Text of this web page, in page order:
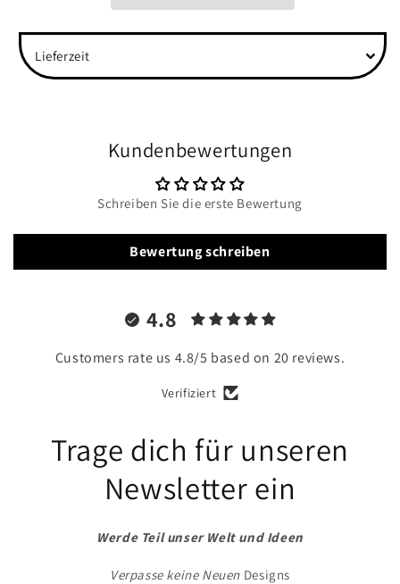
Back
Unisex
Organic
Back
Organic
Lieferzeit
Kundenbewertungen
Schreiben Sie die erste Bewertung
Bewertung schreiben
4.8
Customers rate us 4.8/5 based on 20 reviews.
Verifiziert
Trage dich für unseren
Newsletter ein
Werde Teil unser Welt und Ideen
Verpasse keine Neuen Designs